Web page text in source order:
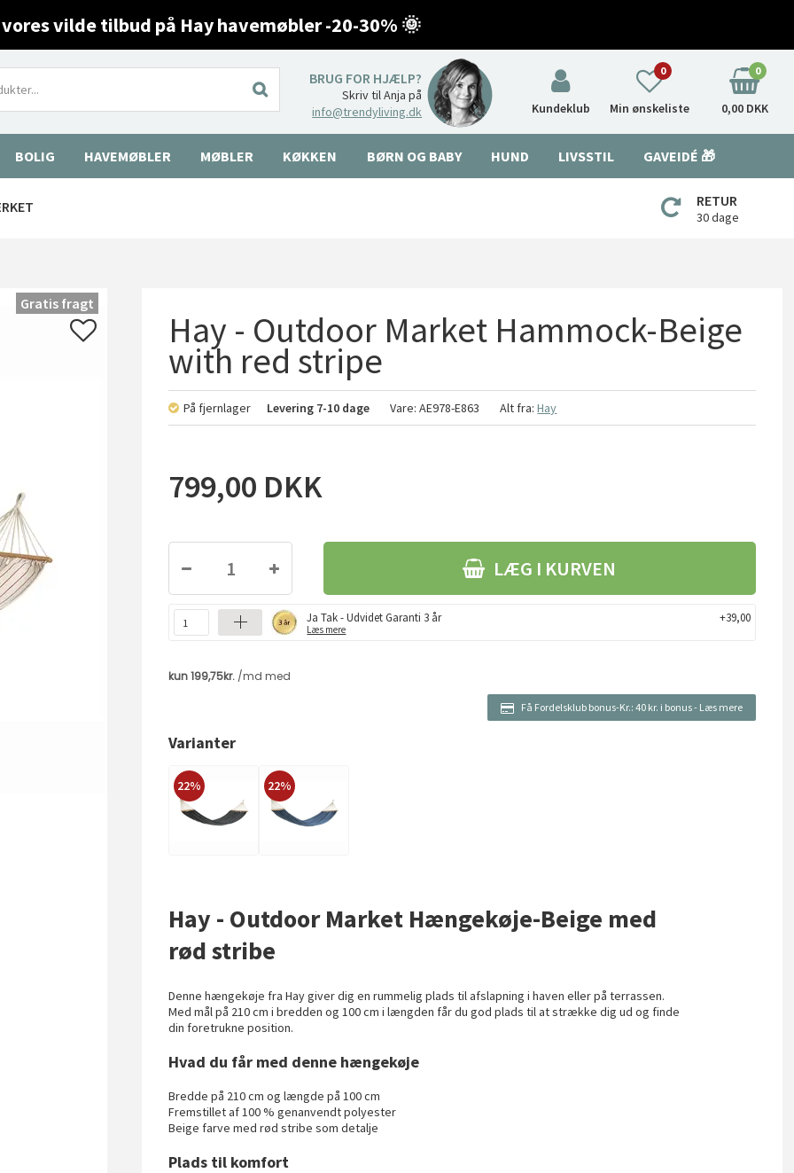
vores vilde tilbud på Hay havemøbler -20-30% 🌞
BRUG FOR HJÆLP?
Skriv til Anja på
info@trendyliving.dk
Kundeklub Min ønskeliste
0 0
0,00 DKK
BOLIG HAVEMØBLER MØBLER KØKKEN BØRN OG BABY HUND LIVSSTIL GAVEIDÉ 🎁
RETUR
30 dage
Gratis fragt
Hay - Outdoor Market Hammock-Beige
with red stripe
På fjernlager Levering 7-10 dage Vare:AE978-E863 Alt fra:Hay
799,00 DKK
LÆG I KURVEN
Ja Tak - Udvidet Garanti 3 år
Læs mere
+39,00
Få Fordelsklub bonus-Kr.: 40 kr. i bonus- Læs mere
Varianter
22% 22%
Hay - Outdoor Market Hængekøje-Beige med
rød stribe
Denne hængekøje fra Hay giver dig en rummelig plads til afslapning i haven eller på terrassen.
Med mål på 210 cm i bredden og 100 cm i længden får du god plads til at strække dig ud og finde
din foretrukne position.
Hvad du får med denne hængekøje
Bredde på 210 cm og længde på 100 cm
Fremstillet af 100 % genanvendt polyester
Beige farve med rød stribe som detalje
Plads til komfort